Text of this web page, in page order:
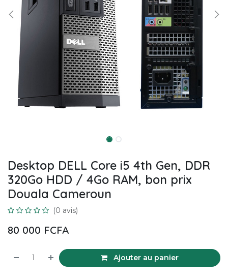
Desktop DELL Core i5 4th Gen, DDR
320Go HDD / 4Go RAM, bon prix
Douala Cameroun
(0 avis)
80 000 FCFA
Ajouter au panier